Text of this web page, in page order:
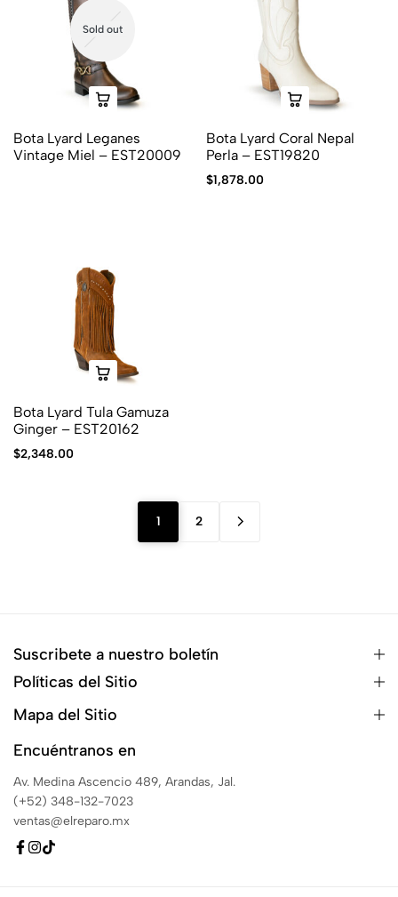
Sold out
Bota Lyard Leganes
Vintage Miel – EST20009
Bota Lyard Coral Nepal
Perla – EST19820
$1,878.00
Bota Lyard Tula Gamuza
Ginger – EST20162
$2,348.00
1 2
Suscribete a nuestro boletín
Políticas del Sitio
Mapa del Sitio
Encuéntranos en
Av. Medina Ascencio 489, Arandas, Jal.
(+52) 348-132-7023
ventas@elreparo.mx